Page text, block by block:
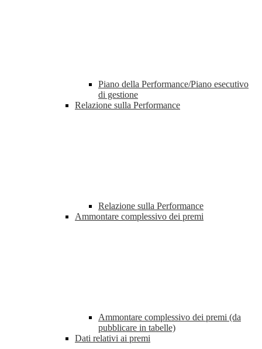
Piano della Performance/Piano esecutivo
di gestione
Relazione sulla Performance
Relazione sulla Performance
Ammontare complessivo dei premi
Ammontare complessivo dei premi (da
pubblicare in tabelle)
Dati relativi ai premi